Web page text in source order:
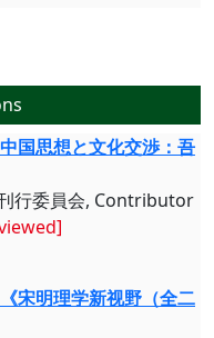
国思想と文化交渉：吾
行委員会, Contributor
宋明理学新视野（全二